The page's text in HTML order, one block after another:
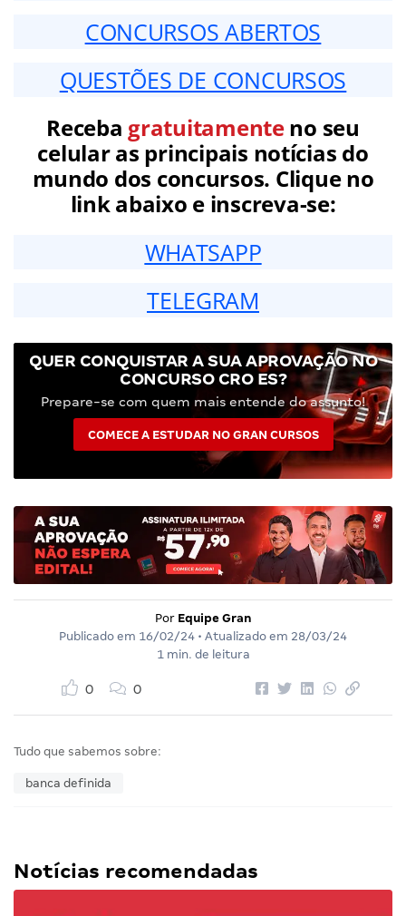
CONCURSOS ABERTOS
QUESTÕES DE CONCURSOS
Receba gratuitamenteno seu
celular as principais notícias do
mundo dos concursos. Clique no
link abaixo e inscreva-se:
WHATSAPP
TELEGRAM
QUER CONQUISTAR A SUA APROVAÇÃO NO
CONCURSO CRO ES?
Prepare-se com quem mais entende do assunto!
COMECE A ESTUDAR NO GRAN CURSOS
Por Equipe Gran
Publicado em 16/02/24 • Atualizado em 28/03/24
1 min. de leitura
0 0
Tudo que sabemos sobre:
banca definida
Notícias recomendadas